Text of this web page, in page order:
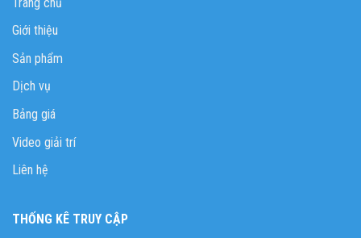
Giới thiệu
Sản phẩm
Dịch vụ
Bảng giá
Video giải trí
Liên hệ
THỐNG KÊ TRUY CẬP